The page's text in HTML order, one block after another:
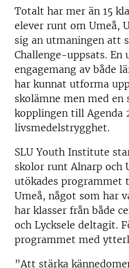
Totalt har mer än 15
elever runt om Umeå,
sig an utmaningen att
Challenge-uppsats.
engagemang av både
har kunnat utforma
skolämne men med en
kopplingen till Agenda
livsmedelstrygghet.
SLU Youth Institute
skolor runt Alnarp och
utökades programmet
Umeå, något som har
har klasser från både
och Lycksele deltagit.
programmet med
”Att stärka